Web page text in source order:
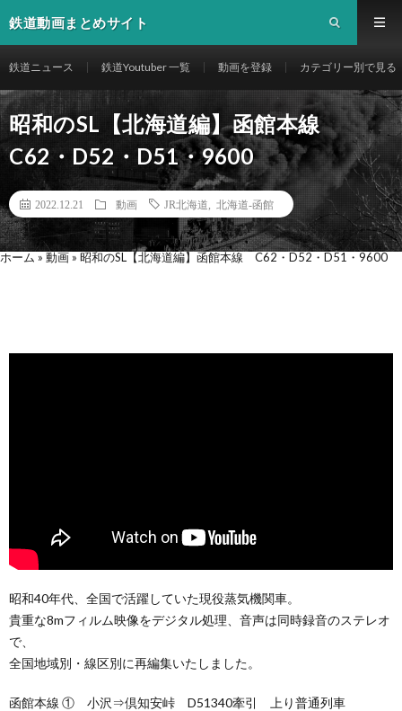
鉄道動画まとめサイト
鉄道ニュース 鉄道Youtuber 一覧 動画を登録 カテゴリー別で見る
昭和のSL【北海道編】函館本線
C62・D52・D51・9600
2022.12.21 動画 JR北海道 北海道-函館
ホーム » 動画 » 昭和のSL【北海道編】函館本線 C62・D52・D51・9600
昭和40年代、全国で活躍していた現役蒸気機関車。
貴重な8mフィルム映像をデジタル処理、音声は同時録音のステレオ
で、
全国地域別・線区別に再編集いたしました。
函館本線 ① 小沢⇒倶知安峠 D51340牽引 上り普通列車